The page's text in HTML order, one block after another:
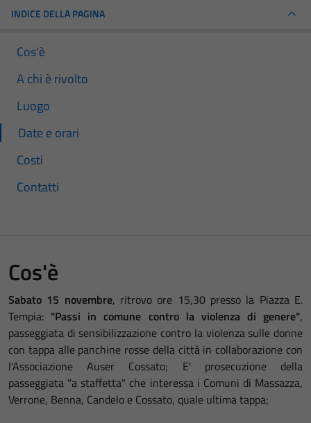
INDICE DELLA PAGINA
Cos'è
A chi è rivolto
Luogo
Date e orari
Costi
Contatti
Cos'è
Sabato 15 novembre, ritrovo ore 15,30 presso la Piazza E.
Tempia: "Passi in comune contro la violenza di genere",
passeggiata di sensibilizzazione contro la violenza sulle donne
con tappa alle panchine rosse della città in collaborazione con
l'Associazione Auser Cossato; E' prosecuzione della
passeggiata "a staffetta" che interessa i Comuni di Massazza,
Verrone, Benna, Candelo e Cossato, quale ultima tappa;